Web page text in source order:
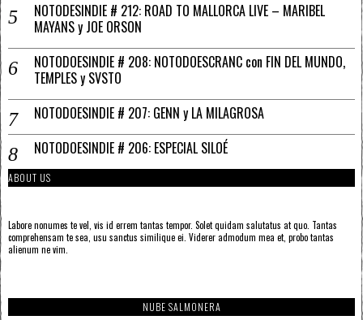
NOTODESINDIE # 212: ROAD TO MALLORCA LIVE – MARIBEL
MAYANS y JOE ORSON
NOTODOESINDIE # 208: NOTODOESCRANC con FIN DEL MUNDO,
TEMPLES y SVSTO
NOTODOESINDIE # 207: GENN y LA MILAGROSA
NOTODOESINDIE # 206: ESPECIAL SILOÉ
ABOUT US
Labore nonumes te vel, vis id errem tantas tempor. Solet quidam salutatus at quo. Tantas
comprehensam te sea, usu sanctus similique ei. Viderer admodum mea et, probo tantas
alienum ne vim.
NUBE SALMONERA